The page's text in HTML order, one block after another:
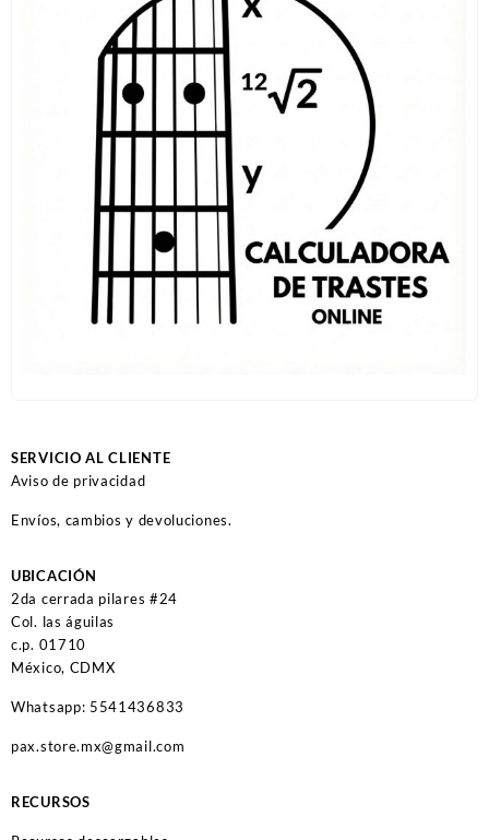
SERVICIO AL CLIENTE
Aviso de privacidad
Envíos, cambios y devoluciones.
UBICACIÓN
2da cerrada pilares #24
Col. las águilas
c.p. 01710
México, CDMX
Whatsapp: 5541436833
pax.store.mx@gmail.com
RECURSOS